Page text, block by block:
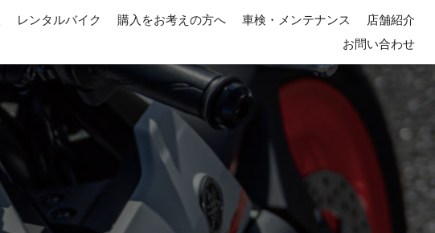
レンタルバイク 購入をお考えの方へ 車検・メンテナンス
店舗紹介
お問い合わせ